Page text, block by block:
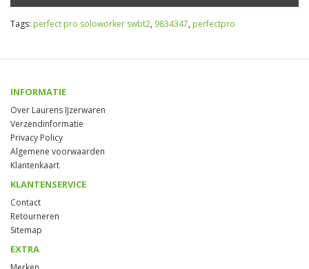
Tags: perfect pro soloworker swbt2, 9834347, perfectpro
INFORMATIE
Over Laurens IJzerwaren
Verzendinformatie
Privacy Policy
Algemene voorwaarden
Klantenkaart
KLANTENSERVICE
Contact
Retourneren
Sitemap
EXTRA